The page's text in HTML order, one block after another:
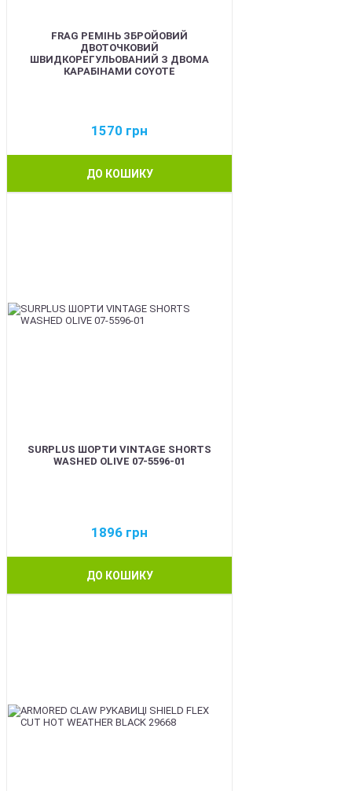
FRAG РЕМІНЬ ЗБРОЙОВИЙ
ДВОТОЧКОВИЙ
ШВИДКОРЕГУЛЬОВАНИЙ З ДВОМА
КАРАБІНАМИ COYOTE
1570 грн
ДО КОШИКУ
SURPLUS ШОРТИ VINTAGE SHORTS
WASHED OLIVE 07-5596-01
1896 грн
ДО КОШИКУ